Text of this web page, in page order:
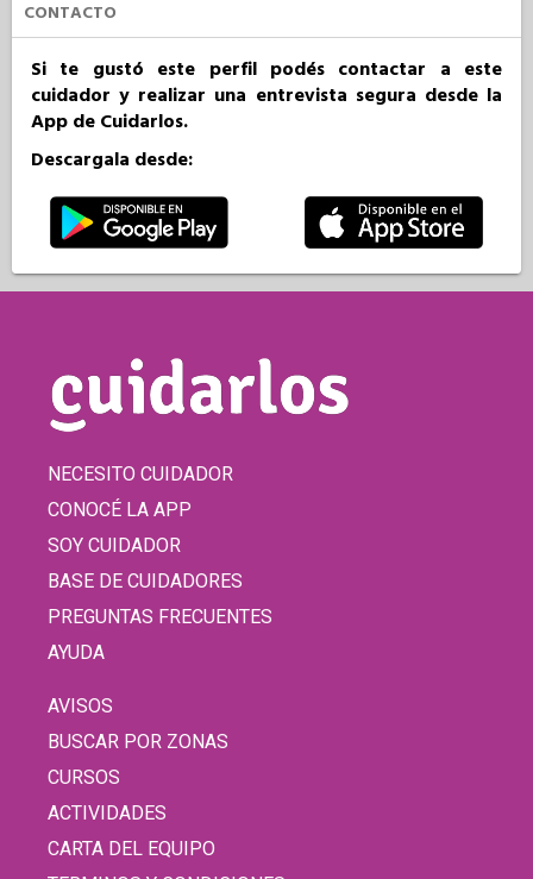
CONTACTO
Si te gustó este perfil podés contactar a este
cuidador y realizar una entrevista segura desde la
App de Cuidarlos.
Descargala desde:
NECESITO CUIDADOR
CONOCÉ LA APP
SOY CUIDADOR
BASE DE CUIDADORES
PREGUNTAS FRECUENTES
AYUDA
AVISOS
BUSCAR POR ZONAS
CURSOS
ACTIVIDADES
CARTA DEL EQUIPO